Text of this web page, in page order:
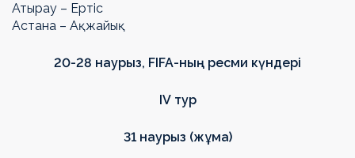
Атырау – Ертіс
Астана – Ақжайық
20-28 наурыз, FIFA-ның ресми күндері
IVтур
31 наурыз (жұма)